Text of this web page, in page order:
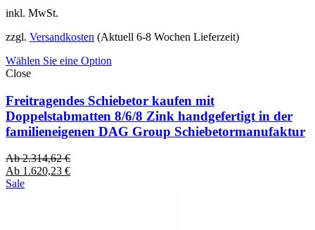
inkl. MwSt.
zzgl. Versandkosten (Aktuell 6-8 Wochen Lieferzeit)
Wählen Sie eine Option
Close
Freitragendes Schiebetor kaufen mit
Doppelstabmatten 8/6/8 Zink handgefertigt in der
familieneigenen DAG Group Schiebetormanufaktur
Ab2.314,62€
Ab 1.620,23 €
Sale